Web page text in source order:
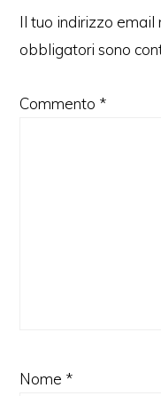
Il tuo indirizzo email
obbligatori sono
Commento *
Nome *